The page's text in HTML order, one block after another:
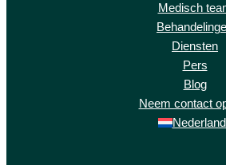
Medisch
Diensten
Pers
Blog
Neem contact